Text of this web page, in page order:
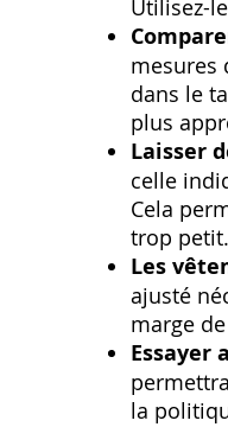
Utilisez-
mesures
dans le
plus
Laisser
celle
Cela
trop petit.
Les
ajusté
marge
Essayer
la